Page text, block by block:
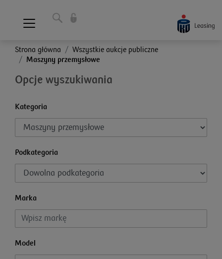
Strona główna
Wszystkie aukcje publiczne
Maszyny przemysłowe
Opcje wyszukiwania
Kategoria
Podkategoria
Marka
Model